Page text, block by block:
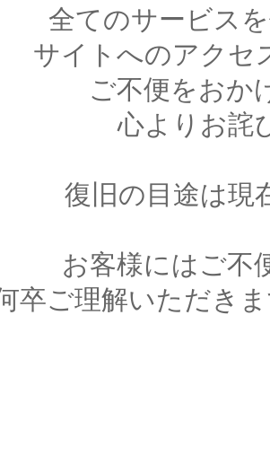
全てのサービス
サイトへのアクセ
ご不便をおか
心よりお詫
復旧の目途は現
お客様にはご不
卒ご理解いただき